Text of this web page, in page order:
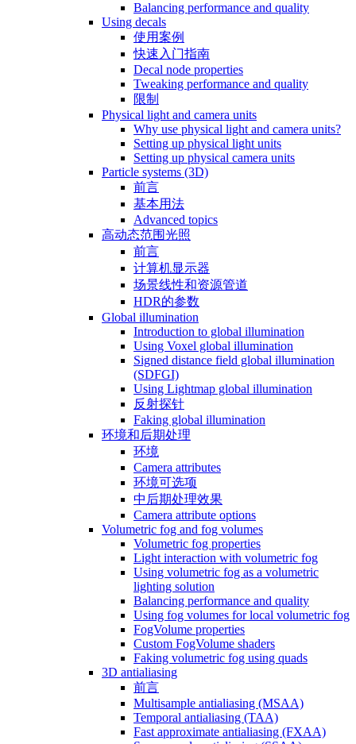
Balancing performance and quality
Using decals
使用案例
快速入门指南
Decal node properties
Tweaking performance and quality
限制
Physical light and camera units
Why use physical light and camera units?
Setting up physical light units
Setting up physical camera units
Particle systems (3D)
前言
基本用法
Advanced topics
高动态范围光照
前言
计算机显示器
场景线性和资源管道
HDR的参数
Global illumination
Introduction to global illumination
Using Voxel global illumination
Signed distance field global illumination
(SDFGI)
Using Lightmap global illumination
反射探针
Faking global illumination
环境和后期处理
环境
Camera attributes
环境可选项
中后期处理效果
Camera attribute options
Volumetric fog and fog volumes
Volumetric fog properties
Light interaction with volumetric fog
Using volumetric fog as a volumetric
lighting solution
Balancing performance and quality
Using fog volumes for local volumetric fog
FogVolume properties
Custom FogVolume shaders
Faking volumetric fog using quads
3D antialiasing
前言
Multisample antialiasing (MSAA)
Temporal antialiasing (TAA)
Fast approximate antialiasing (FXAA)